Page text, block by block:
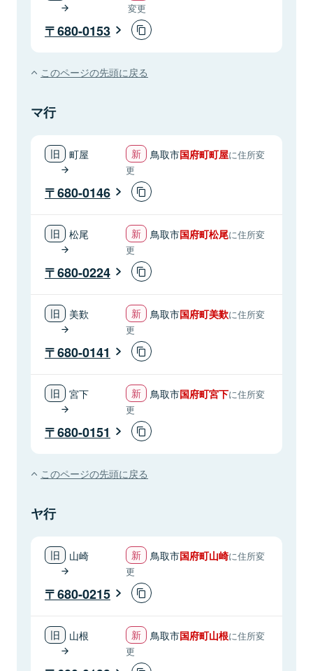
変更
680-0153
このページの先頭に戻る
マ行
町屋 鳥取市国府町町屋に住所変
更
680-0146
松尾 鳥取市国府町松尾に住所変
更
680-0224
美歎 鳥取市国府町美歎に住所変
更
680-0141
宮下 鳥取市国府町宮下に住所変
更
680-0151
このページの先頭に戻る
ヤ行
山崎 鳥取市国府町山崎に住所変
更
680-0215
山根 鳥取市国府町山根に住所変
更